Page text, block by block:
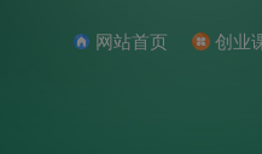
网站首页 创业